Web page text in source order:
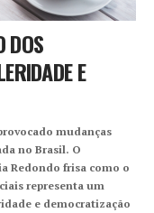
DOS
E
mudanças
no Brasil. O
Redondo frisa como o
representa um
e democratização